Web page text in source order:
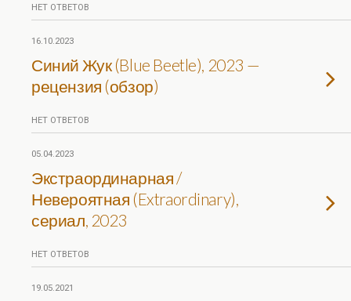
НЕТ ОТВЕТОВ
16.10.2023
Синий Жук (Blue Beetle), 2023 —
рецензия (обзор)
НЕТ ОТВЕТОВ
05.04.2023
Экстраординарная /
Невероятная (Extraordinary),
сериал, 2023
НЕТ ОТВЕТОВ
19.05.2021